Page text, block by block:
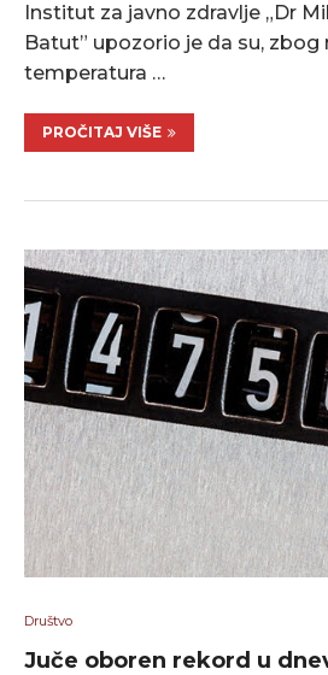
Institut za javno zdravlje „Dr
Batut” upozorio je da su,
temperatura …
PROČITAJ VIŠE
Društvo
Juče oboren rekord u